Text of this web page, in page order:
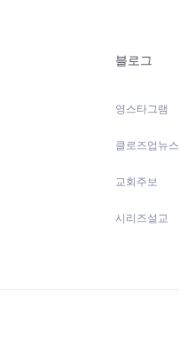
블로그
영스타그램
클로즈업뉴스
교회주보
시리즈설교